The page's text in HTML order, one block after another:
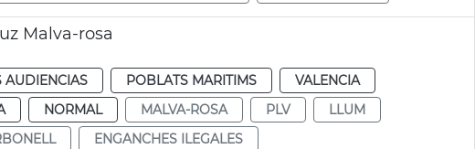
Malva-rosa
AUDIENCIAS POBLATS MARITIMS
VALENCIA
NORMAL MALVA-ROSA PLV
LLUM
ENGANCHES ILEGALES